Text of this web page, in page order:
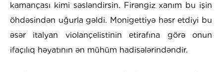
kamançası kimi səsləndirsin. Firəngiz xanım bu işin
öhdəsindən uğurla gəldi. Monigettiyə həsr etdiyi bu
əsər italyan violançelistinin etirafına görə onun
ifaçılıq həyatının ən mühüm hadisələrindəndir.